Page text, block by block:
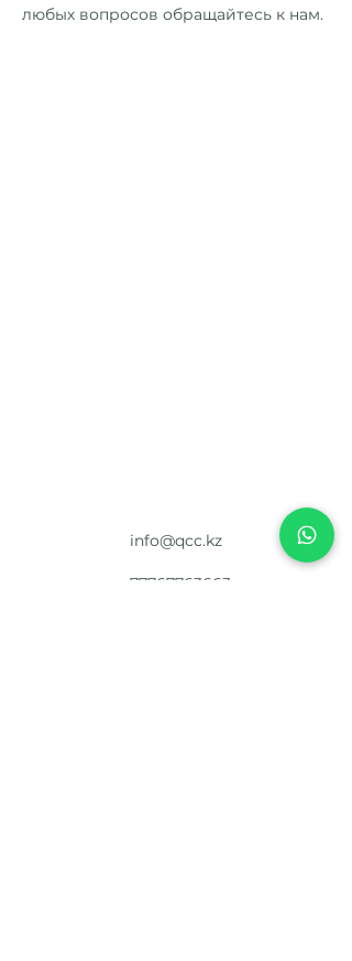
любых вопросов обращайтесь к нам.
info@qcc.kz
+77767763663